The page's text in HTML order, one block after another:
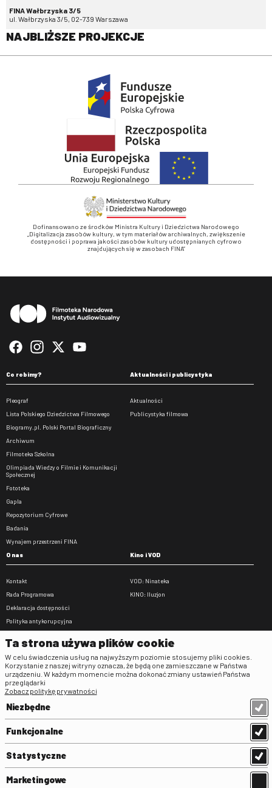
FINA Wałbrzyska 3/5
ul. Wałbrzyska 3/5, 02-739 Warszawa
NAJBLIŻSZE PROJEKCJE
Dofinansowano ze środków Ministra Kultury i Dziedzictwa Narodowego
„Digitalizacja zasobów kultury, w tym materiałów archiwalnych, zwiększenie
dostępności i poprawa jakości zasobów kultury udostępnianych cyfrowo
znajdujących się w zasobach FINA”
Co robimy?
Pleograf
Lista Polskiego Dziedzictwa Filmowego
Biogramy.pl. Polski Portal Biograficzny
Archiwum
Filmoteka Szkolna
Olimpiada Wiedzy o Filmie i Komunikacji
Społecznej
Fototeka
Gapla
Repozytorium Cyfrowe
Badania
Wynajem przestrzeni FINA
Aktualności i publicystyka
Aktualności
Publicystyka filmowa
O nas
Kontakt
Rada Programowa
Deklaracja dostępności
Polityka antykorupcyjna
Zamówienia publiczne
Praca w FINA
Kino i VOD
VOD: Ninateka
KINO: Iluzjon
Regulaminy
Klauzula informacyjna RODO
Regulamin użytkowania parkingu
Standardy ochrony małoletnich
Regulamin kina Iluzjon
Ta strona używa plików cookie
W celu świadczenia usług na najwyższym poziomie stosujemy pliki cookies.
Korzystanie z naszej witryny oznacza, że będą one zamieszczane w Państwa
urządzeniu. W każdym momencie można dokonać zmiany ustawień Państwa
przeglądarki
Zobacz politykę prywatności
Niezbędne
Funkcjonalne
Statystyczne
Marketingowe